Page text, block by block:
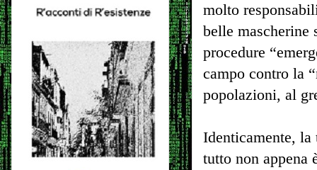
molto
belle mascherine
procedure
campo contro la
popolazioni, al
Identicamente,
tutto non appena